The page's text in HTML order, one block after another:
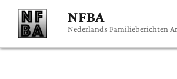
NFBA
Nederlands Familieberichten